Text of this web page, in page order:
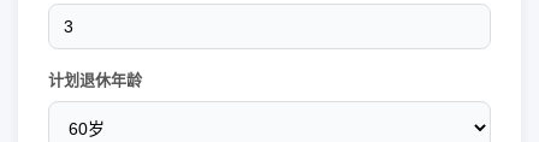
计划退休年龄